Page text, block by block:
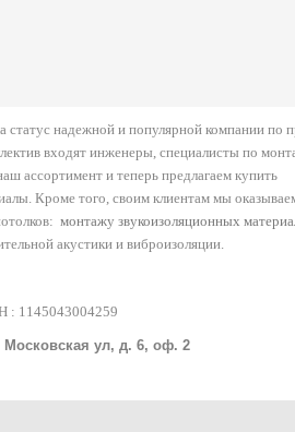
статус надежной и популярной компании по
входят инженеры, специалисты по
и теперь предлагаем купить
Кроме того, своим клиентам мы
монтажу звукоизоляционных
акустики и виброизоляции.
: 1145043004259
ул, д. 6, оф. 2